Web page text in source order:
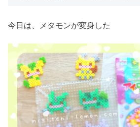
今日は、メタモンが変身した